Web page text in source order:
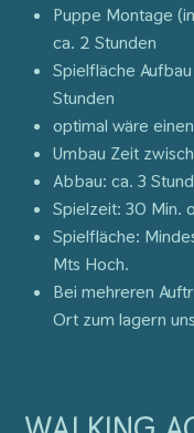
Puppe Montage
ca. 2 Stunden
Spielfläche
Stunden
optimal wäre
Umbau Zeit
Abbau: ca. 3
Spielzeit: 30 Min.
Spielfläche:
Mts Hoch.
Bei mehreren
Ort zum lagern